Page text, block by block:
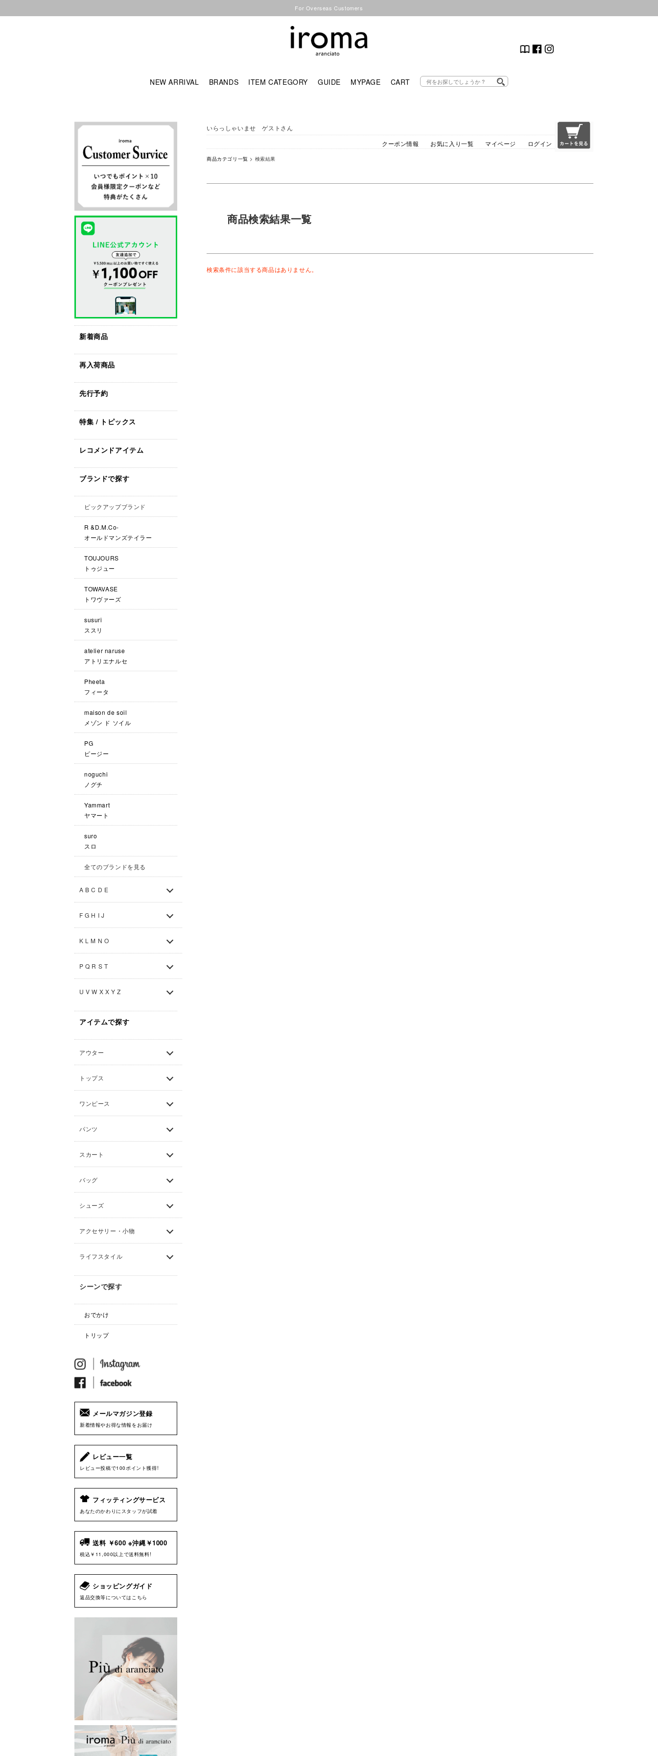
For Overseas Customers
NEW ARRIVAL BRANDS ITEM CATEGORY GUIDE MYPAGE CART
新着商品
再入荷商品
先行予約
特集 / トピックス
レコメンドアイテム
ブランドで探す
ピックアップブランド
R &D.M.Co-
オールドマンズテイラー
TOUJOURS
トゥジュー
TOWAVASE
トワヴァーズ
susuri
ススリ
atelier naruse
アトリエナルセ
Pheeta
フィータ
maison de soil
メゾン ド ソイル
PG
ピージー
noguchi
ノグチ
Yammart
ヤマート
suro
スロ
全てのブランドを見る
A B C D E
F G H I J
K L M N O
P Q R S T
U V W X X Y Z
アイテムで探す
アウター
トップス
ワンピース
パンツ
スカート
バッグ
シューズ
アクセサリー・小物
ライフスタイル
シーンで探す
おでかけ
トリップ
メールマガジン登録
新着情報やお得な情報をお届け
レビュー一覧
レビュー投稿で100ポイント獲得!
フィッティングサービス
あなたのかわりにスタッフが試着
送料 ￥600 ※沖縄￥1000
税込￥11,000以上で送料無料!
ショッピングガイド
返品交換等についてはこちら
いらっしゃいませ ゲストさん
クーポン情報
お気に入り一覧 マイページ ログイン
商品カテゴリ一覧 > 検索結果
商品検索結果一覧
検索条件に該当する商品はありません。